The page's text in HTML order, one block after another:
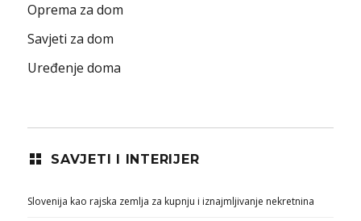
Oprema za dom
Savjeti za dom
Uređenje doma
SAVJETI I INTERIJER
Slovenija kao rajska zemlja za kupnju i iznajmljivanje nekretnina